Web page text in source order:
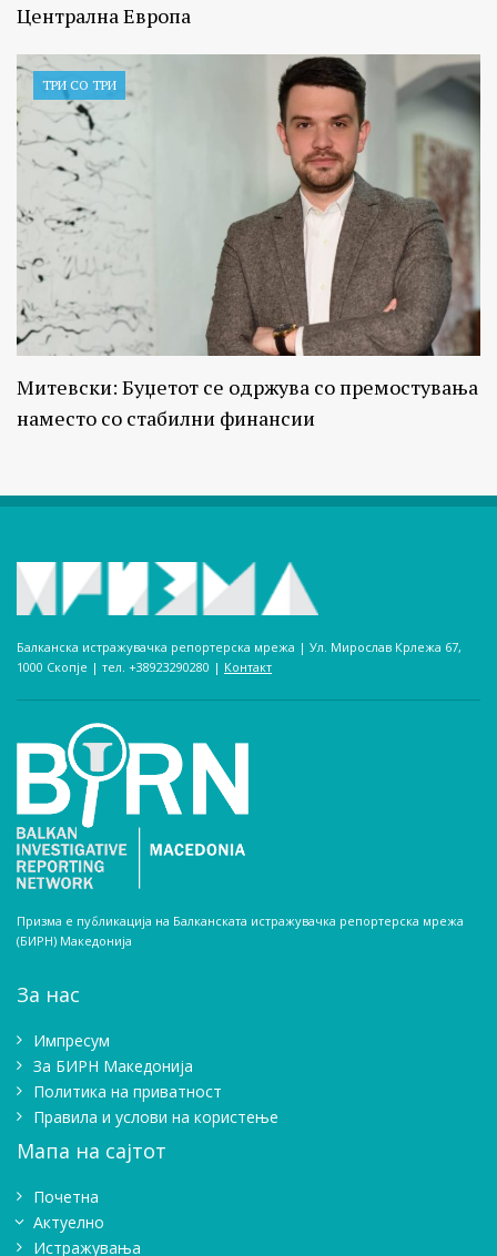
Централна Европа
ТРИ СО ТРИ
Митевски: Буџетот се одржува со премостувања
наместо со стабилни финансии
Балканска истражувачка репортерска мрежа | Ул. Мирослав Крлежа 67,
1000 Скопје | тел. +38923290280­ | Контакт
Призма е публикација на Балканската истражувачка репортерска мрежа
(БИРН) Македонија
За нас
Импресум
Зa БИРН Македонија
Политика на приватност
Правила и услови на користење
Мапа на сајтот
Почетна
Актуелно
Истражувањa